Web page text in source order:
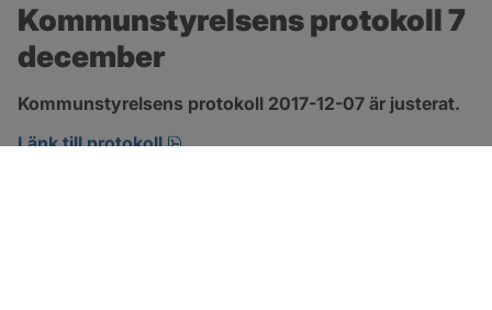
Kommunstyrelsens protokoll 7
december
Kommunstyrelsens protokoll 2017-12-07 är justerat.
Länk till protokoll
pdf, 123.1 kB, öppnas i nytt fönster.